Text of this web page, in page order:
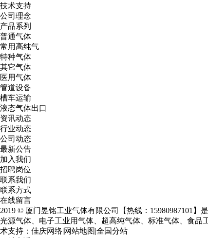
技术支持
公司理念
产品系列
普通气体
常用高纯气
特种气体
其它气体
医用气体
管道设备
槽车运输
液态气体出口
资讯动态
行业动态
公司动态
最新公告
加入我们
招聘岗位
联系我们
联系方式
在线留言
2019 © 厦门昱铭工业气体有限公司【热线：15980987101】
光源气体、电子工业用气体、超高纯气体、标准气体、食
术支持： 佳庆网络|网站地图|全国分站